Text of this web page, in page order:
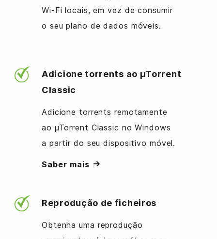
Wi-Fi locais, em vez de consumir
o seu plano de dados móveis.
Adicione torrents ao µTorrent
Classic
Adicione torrents remotamente
ao µTorrent Classic no Windows
a partir do seu dispositivo móvel.
Saber mais
Reprodução de ficheiros
Obtenha uma reprodução